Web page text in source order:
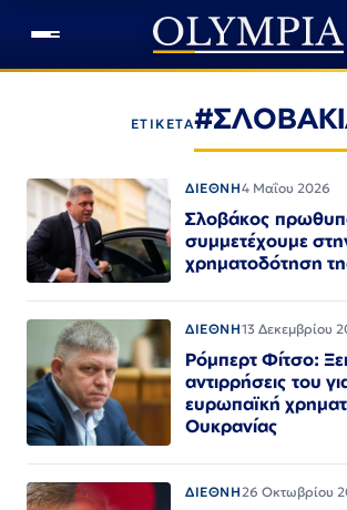
ΕΤΙΚΕΤΑ
ΔΙΕΘΝΗ4 Μαΐου 2026
Σλοβάκος
συμμετέχουμε
χρηματοδότηση
ΔΙΕΘΝΗ13 Δεκεμβρίου
Ρόμπερτ Φίτσο:
αντιρρήσεις του
ευρωπαϊκή
Ουκρανίας
ΔΙΕΘΝΗ26 Οκτωβρίου